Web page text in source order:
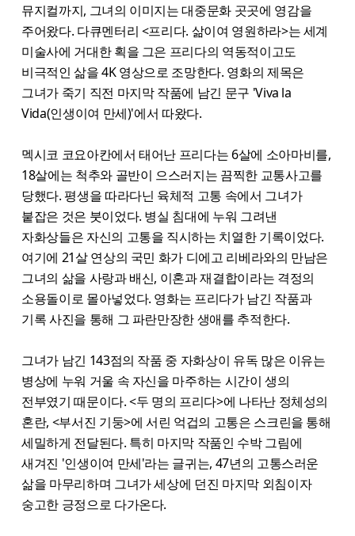
뮤지컬까지, 그녀의 이미지는 대중문화 곳곳에 영감을
주어왔다. 다큐멘터리 <프리다. 삶이여 영원하라>는 세계
미술사에 거대한 획을 그은 프리다의 역동적이고도
비극적인 삶을 4K 영상으로 조망한다. 영화의 제목은
그녀가 죽기 직전 마지막 작품에 남긴 문구 'Viva la
Vida(인생이여 만세)'에서 따왔다.
멕시코 코요아칸에서 태어난 프리다는 6살에 소아마비를,
18살에는 척추와 골반이 으스러지는 끔찍한 교통사고를
당했다. 평생을 따라다닌 육체적 고통 속에서 그녀가
붙잡은 것은 붓이었다. 병실 침대에 누워 그려낸
자화상들은 자신의 고통을 직시하는 치열한 기록이었다.
여기에 21살 연상의 국민 화가 디에고 리베라와의 만남은
그녀의 삶을 사랑과 배신, 이혼과 재결합이라는 격정의
소용돌이로 몰아넣었다. 영화는 프리다가 남긴 작품과
기록 사진을 통해 그 파란만장한 생애를 추적한다.
그녀가 남긴 143점의 작품 중 자화상이 유독 많은 이유는
병상에 누워 거울 속 자신을 마주하는 시간이 생의
전부였기 때문이다. <두 명의 프리다>에 나타난 정체성의
혼란, <부서진 기둥>에 서린 억겁의 고통은 스크린을 통해
세밀하게 전달된다. 특히 마지막 작품인 수박 그림에
새겨진 '인생이여 만세'라는 글귀는, 47년의 고통스러운
삶을 마무리하며 그녀가 세상에 던진 마지막 외침이자
숭고한 긍정으로 다가온다.